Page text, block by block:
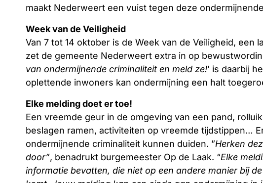
maakt Nederweert een vuist tegen deze
Week van de Veiligheid
Van 7 tot 14 oktober is de Week van de Veiligheid, een
zet de gemeente Nederweert extra in op
van ondermijnende criminaliteit en meld ze!’ is daarbij
oplettende inwoners kan ondermijning een halt
Elke melding doet er toe!
Een vreemde geur in de omgeving van een pand,
beslagen ramen, activiteiten op vreemde tijdstippen…
ondermijnende criminaliteit kunnen duiden. ”Herken
door”, benadrukt burgemeester Op de Laak. “Elke
informatie bevatten, die niet op een andere manier bij